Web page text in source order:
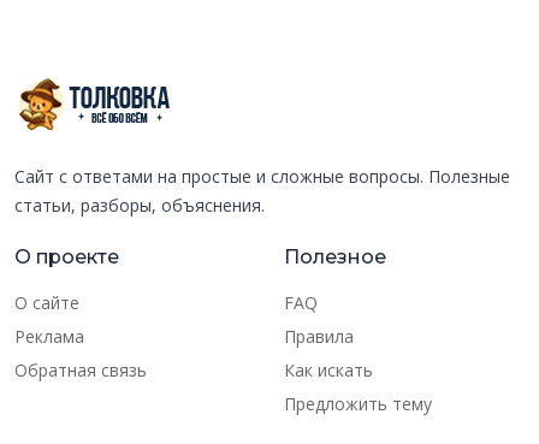
Сайт с ответами на простые и сложные вопросы. Полезные
статьи, разборы, объяснения.
О проекте
О сайте
Реклама
Обратная связь
Полезное
FAQ
Правила
Как искать
Предложить тему